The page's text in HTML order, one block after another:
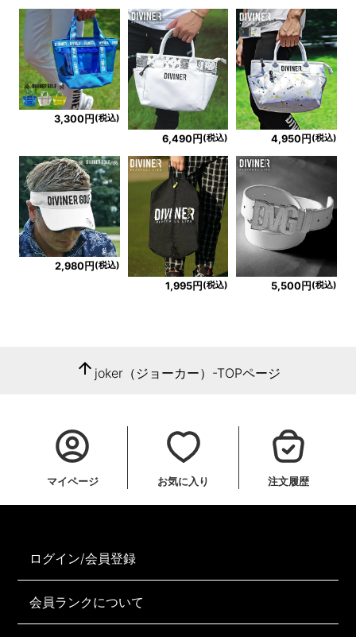
3,300円 (税込)
6,490円 (税込) 4,950円 (税込)
2,980円 (税込)
1,995円 (税込) 5,500円 (税込)
arrow_upward joker（ジョーカー）-TOPページ
マイページ お気に入り 注文履歴
ログイン/会員登録
会員ランクについて